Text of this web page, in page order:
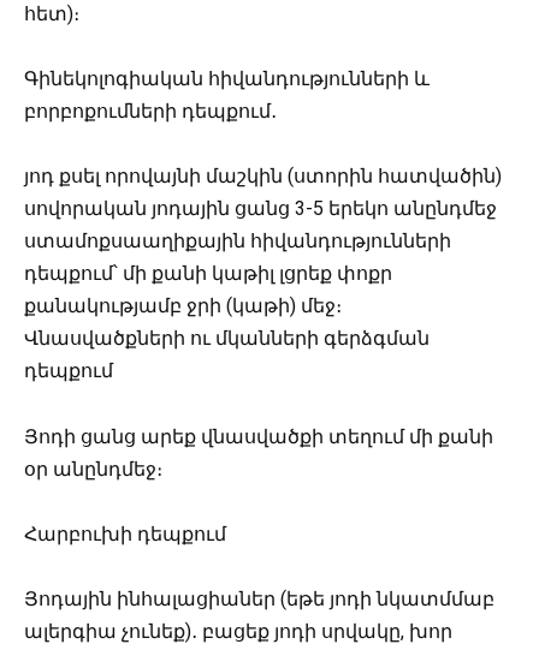
հետ)։
Գինեկոլոգիական հիվանդությունների և
բորբոքումների դեպքում․
յոդ քսել որովայնի մաշկին (ստորին հատվածին)
սովորական յոդային ցանց 3-5 երեկո անընդմեջ
ստամոքսաաղիքային հիվանդությունների
դեպքում՝ մի քանի կաթիլ լցրեք փոքր
քանակությամբ ջրի (կաթի) մեջ։
Վնասվածքների ու մկանների գերձգման
դեպքում
Յոդի ցանց արեք վնասվածքի տեղում մի քանի
օր անընդմեջ։
Հարբուխի դեպքում
Յոդային ինհալացիաներ (եթե յոդի նկատմմաբ
ալերգիա չունեք)․ բացեք յոդի սրվակը, խոր